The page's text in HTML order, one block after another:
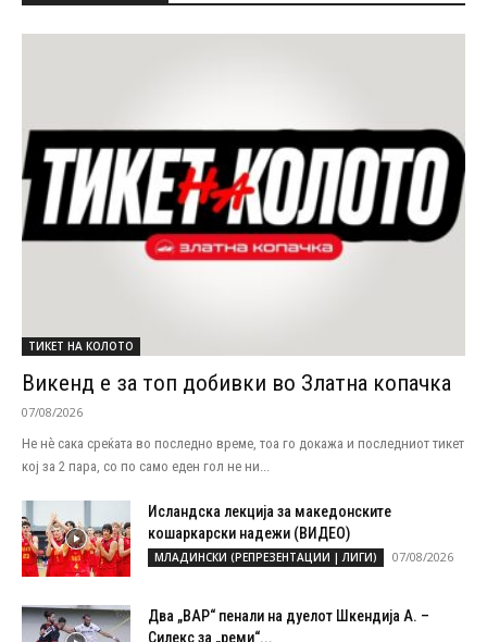
ТИКЕТ НА КОЛОТО
Викенд е за топ добивки во Златна копачка
07/08/2026
Не нѐ сака среќата во последно време, тоа го докажа и последниот тикет
кој за 2 пара, со по само еден гол не ни...
Исландска лекција за македонските
кошаркарски надежи (ВИДЕО)
МЛАДИНСКИ (РЕПРЕЗЕНТАЦИИ | ЛИГИ) 07/08/2026
Два „ВАР“ пенали на дуелот Шкендија А. –
Силекс за „реми“...